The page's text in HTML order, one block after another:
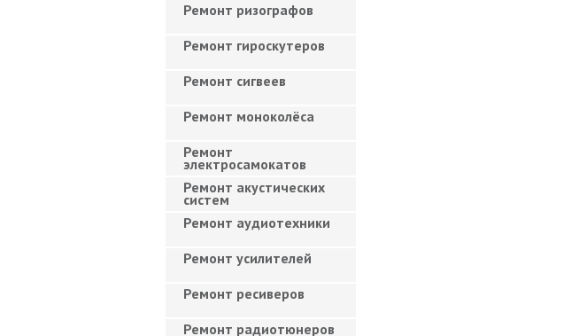
Ремонт ризографов
Ремонт гироскутеров
Ремонт сигвеев
Ремонт моноколёса
Ремонт
электросамокатов
Ремонт акустических
систем
Ремонт аудиотехники
Ремонт усилителей
Ремонт ресиверов
Ремонт радиотюнеров